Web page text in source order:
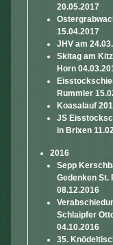
20.05.2017
15.04.2017
JHV am
Skitag am
Horn
Rummler
Koasalauf
JS
in Brixen
2016
Sepp
Gedenken St.
08.12.2016
Schlaipfer
04.10.2016
35.